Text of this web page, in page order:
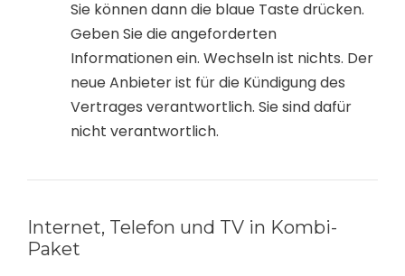
Sie können dann die blaue Taste drücken.
Geben Sie die angeforderten
Informationen ein. Wechseln ist nichts. Der
neue Anbieter ist für die Kündigung des
Vertrages verantwortlich. Sie sind dafür
nicht verantwortlich.
Internet, Telefon und TV in Kombi-
Paket